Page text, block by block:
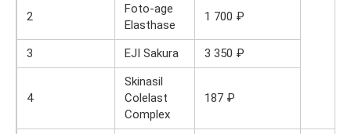
2
Foto-age
Elasthase
1 700 ₽
3 EJI Sakura 3 350 ₽
4
Skinasil
Colelast
Complex
187 ₽